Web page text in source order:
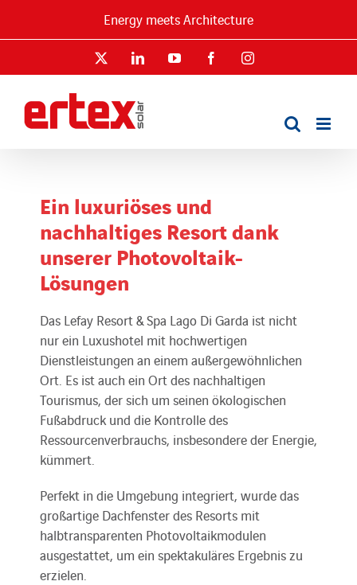
Energy meets Architecture
LinkedInYouTube FacebookInstagram
Ein luxuriöses und
nachhaltiges Resort dank
unserer Photovoltaik-
Lösungen
Das Lefay Resort & Spa Lago Di Garda ist nicht
nur ein Luxushotel mit hochwertigen
Dienstleistungen an einem außergewöhnlichen
Ort. Es ist auch ein Ort des nachhaltigen
Tourismus, der sich um seinen ökologischen
Fußabdruck und die Kontrolle des
Ressourcenverbrauchs, insbesondere der Energie,
kümmert.
Perfekt in die Umgebung integriert, wurde das
großartige Dachfenster des Resorts mit
halbtransparenten Photovoltaikmodulen
ausgestattet, um ein spektakuläres Ergebnis zu
erzielen.